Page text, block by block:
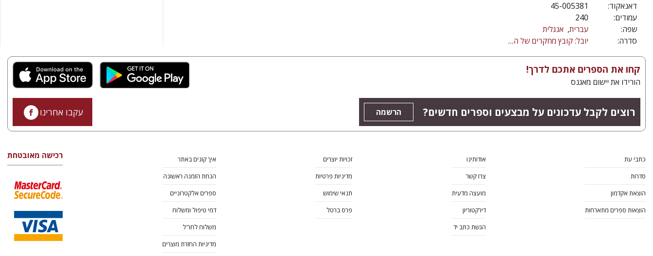
דאנאקוד:
45-005381
עמודים:
240
שפה:
עברית אנגלית
סדרה:
יובל: קובץ מחקרים של המרכז לחקר המוסיקה היהודית
קחו את הספרים אתכם לדרך!
הורידו את יישום מאגנס
רוצים לקבל עדכונים על מבצעים וספרים חדשים? הרשמה עקבו אחרינו
כתבי עת
סדרות
הוצאת אקדמון
הוצאות ספרים מתארחות
אודותינו
צרו קשר
מועצה מדעית
דירקטוריון
הגשת כתב יד
זכויות יוצרים
מדיניות פרטיות
תנאי שימוש
פרס ברטל
איך קונים באתר
הנחת הזמנה ראשונה
ספרים אלקטרוניים
דמי טיפול ומשלוח
משלוח לחו"ל
מדיניות החזרת מוצרים
רכישה מאובטחת